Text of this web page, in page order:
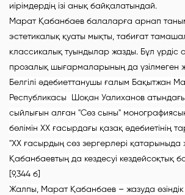
иірімдердің ізі анық байқалатындай.
Марат Қабанбаев балаларға арнап
эстетикалық қуаты мықты, табиғат
классикалық туындылар жазды. Бұл үрдіс
прозалық шығармаларының да үзілмеген
Белгілі әдебиеттанушы ғалым Бақытжан
Республикасы Шоқан Уалиханов атындағы
сыйлығын алған "Сөз сыны"
бөлімін ХХ ғасырдағы қазақ әдебиетінің
"ХХ ғасырдың сөз зергерлері
Қабанбаевтың да кездесуі кездейсоқтық
[9,344 б]
Жалпы, Марат Қабанбаев – жазуда өзіндік